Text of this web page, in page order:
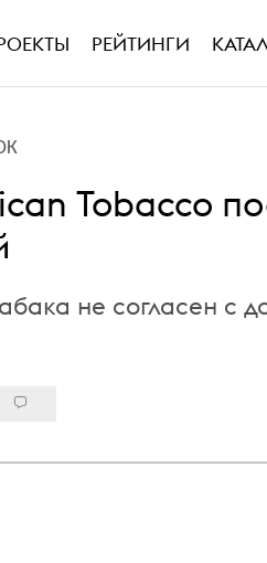
РЕЙТИНГИ
Tobacco
не согласен с